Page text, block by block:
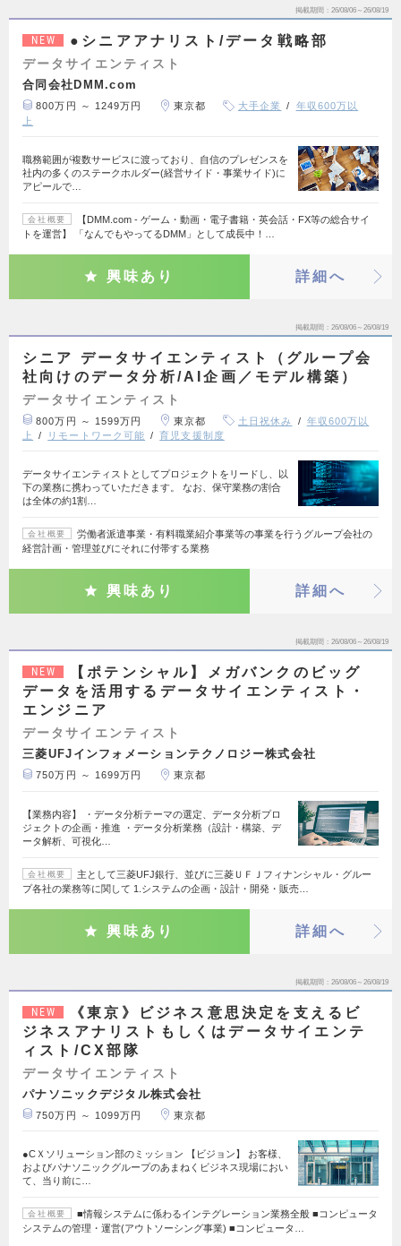
掲載期間 26/08/06～26/08/19
NEW ●シニアアナリスト/データ戦略部
データサイエンティスト
合同会社DMM.com
800万円 ～ 1249万円 東京都 大手企業
年収600万以
上
職務範囲が複数サービスに渡っており、自信のプレゼンスを
社内の多くのステークホルダー(経営サイド・事業サイド)に
アピールで…
会社概要
【DMM.com - ゲーム・動画・電子書籍・英会話・FX等の総合サイ
トを運営】 「なんでもやってるDMM」として成長中！…
興味あり 詳細へ
掲載期間 26/08/06～26/08/19
シニア データサイエンティスト（グループ会
社向けのデータ分析/AI企画／モデル構築）
データサイエンティスト
800万円 ～ 1599万円 東京都 土日祝休み
年収600万以
上
リモートワーク可能 育児支援制度
データサイエンティストとしてプロジェクトをリードし、以
下の業務に携わっていただきます。 なお、保守業務の割合
は全体の約1割…
会社概要
労働者派遣事業・有料職業紹介事業等の事業を行うグループ会社の
経営計画・管理並びにそれに付帯する業務
興味あり 詳細へ
掲載期間 26/08/06～26/08/19
NEW
【ポテンシャル】メガバンクのビッグ
データを活用するデータサイエンティスト・
エンジニア
データサイエンティスト
三菱UFJインフォメーションテクノロジー株式会社
750万円 ～ 1699万円 東京都
【業務内容】 ・データ分析テーマの選定、データ分析プロ
ジェクトの企画・推進 ・データ分析業務（設計・構築、デ
ータ解析、可視化…
会社概要
主として三菱UFJ銀行、並びに三菱ＵＦＪフィナンシャル・グルー
プ各社の業務等に関して 1.システムの企画・設計・開発・販売…
興味あり 詳細へ
掲載期間 26/08/06～26/08/19
NEW
《東京》ビジネス意思決定を支えるビ
ジネスアナリストもしくはデータサイエンテ
ィスト/CX部隊
データサイエンティスト
パナソニックデジタル株式会社
750万円 ～ 1099万円 東京都
●CＸソリューション部のミッション 【ビジョン】 お客様、
およびパナソニックグループのあまねくビジネス現場におい
て、当り前に…
会社概要
■情報システムに係わるインテグレーション業務全般 ■コンピュータ
システムの管理・運営(アウトソーシング事業) ■コンピュータ…